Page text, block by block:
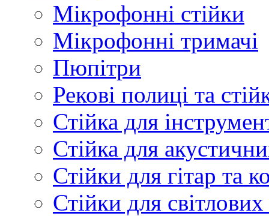
Мікрофонні стійки
Мікрофонні тримачі
Пюпітри
Рекові полиці та
Стійка для
Стійка для
Стійки для гітар та
Стійки для